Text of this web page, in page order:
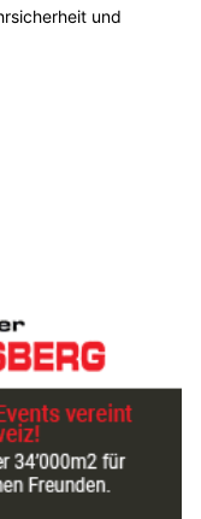
Abhängig
kann die
wie sich typische